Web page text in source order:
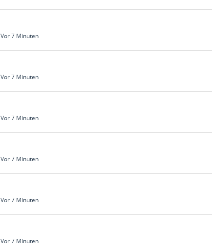
Vor 7 Minuten
Vor 7 Minuten
Vor 7 Minuten
Vor 7 Minuten
Vor 7 Minuten
Vor 7 Minuten